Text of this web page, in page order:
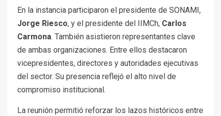
En la instancia participaron el presidente de SONAMI,
Jorge Riesco, y el presidente del IIMCh, Carlos
Carmona. También asistieron representantes clave
de ambas organizaciones. Entre ellos destacaron
vicepresidentes, directores y autoridades ejecutivas
del sector. Su presencia reflejó el alto nivel de
compromiso institucional.
La reunión permitió reforzar los lazos históricos entre